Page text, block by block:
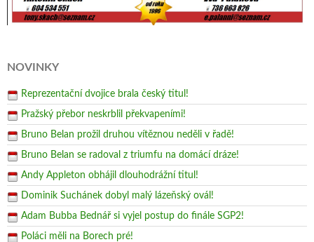
NOVINKY
Reprezentační dvojice brala český titul!
Pražský přebor neskrblil překvapeními!
Bruno Belan prožil druhou vítěznou neděli v řadě!
Bruno Belan se radoval z triumfu na domácí dráze!
Andy Appleton obhájil dlouhodrážní titul!
Dominik Suchánek dobyl malý lázeňský ovál!
Adam Bubba Bednář si vyjel postup do finále SGP2!
Poláci měli na Borech pré!